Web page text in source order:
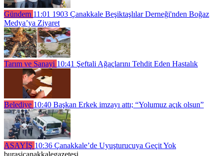
Gündem 11:01 1903 Çanakkale Beşiktaşlılar Derneği'nden Boğaz
Medya’ya Ziyaret
Tarım ve Sanayi 10:41 Şeftali Ağaçlarını Tehdit Eden Hastalık
Belediye 10:40 Başkan Erkek imzayı attı; “Yolumuz açık olsun”
ASAYİŞ 10:36 Çanakkale’de Uyuşturucuya Geçit Yok
burasicanakkalegazetesi